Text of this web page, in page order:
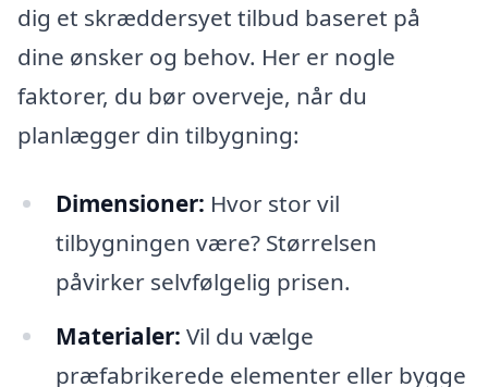
dig et skræddersyet tilbud baseret på
dine ønsker og behov. Her er nogle
faktorer, du bør overveje, når du
planlægger din tilbygning:
Dimensioner: Hvor stor vil
tilbygningen være? Størrelsen
påvirker selvfølgelig prisen.
Materialer: Vil du vælge
præfabrikerede elementer eller bygge